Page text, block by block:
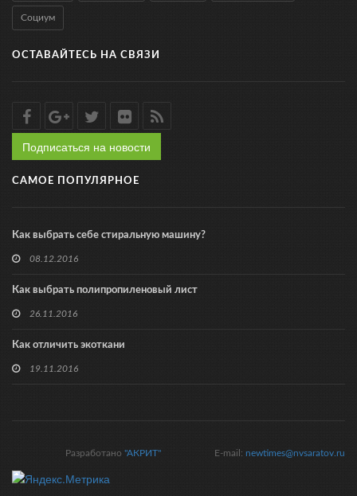
Социум
ОСТАВАЙТЕСЬ НА СВЯЗИ
Подписаться на новости
САМОЕ ПОПУЛЯРНОЕ
Как выбрать себе стиральную машину?
08.12.2016
Как выбрать полипропиленовый лист
26.11.2016
Как отличить экоткани
19.11.2016
E-mail: newtimes@nvsaratov.ru
Разработано "АКРИТ"